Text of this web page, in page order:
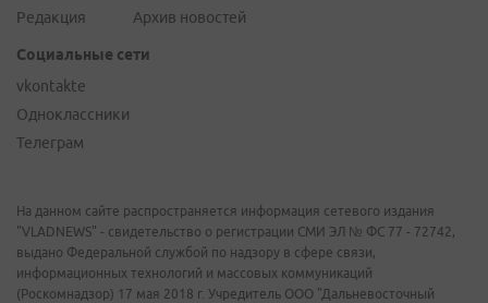
Редакция
Архив новостей
Социальные сети
vkontakte
Одноклассники
Телеграм
На данном сайте распространяется информация сетевого издания
"VLADNEWS" - свидетельство о регистрации СМИ ЭЛ № ФС 77 - 72742,
выдано Федеральной службой по надзору в сфере связи,
информационных технологий и массовых коммуникаций
(Роскомнадзор) 17 мая 2018 г. Учредитель ООО "Дальневосточный